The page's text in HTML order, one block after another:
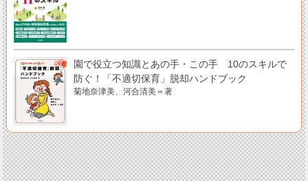
園で役立つ知識とあの手・この手 10のスキルで
防ぐ！「不適切保育」脱却ハンドブック
菊地奈津美、河合清美＝著